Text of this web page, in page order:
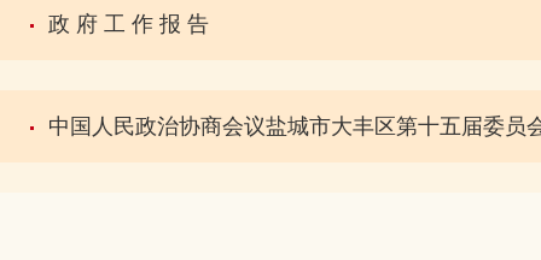
政 府 工 作 报 告
中国人民政治协商会议盐城市大丰区第十五届委员